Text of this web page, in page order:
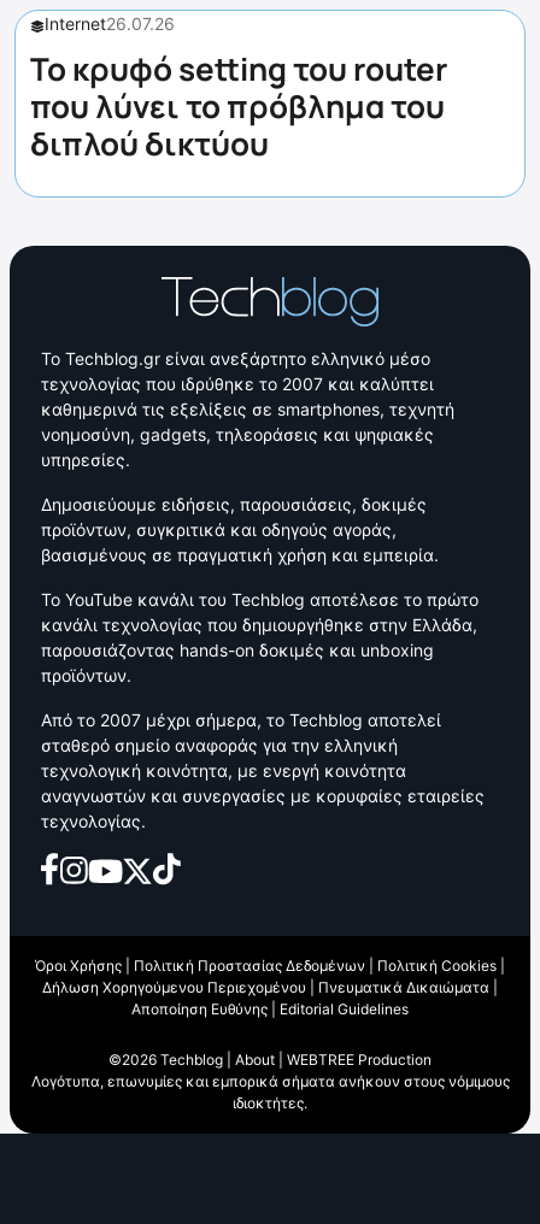
Internet26.07.26
Το κρυφό setting του router
που λύνει το πρόβλημα του
διπλού δικτύου
Το Techblog.gr είναι ανεξάρτητο ελληνικό μέσο
τεχνολογίας που ιδρύθηκε το 2007 και καλύπτει
καθημερινά τις εξελίξεις σε smartphones, τεχνητή
νοημοσύνη, gadgets, τηλεοράσεις και ψηφιακές
υπηρεσίες.
Δημοσιεύουμε ειδήσεις, παρουσιάσεις, δοκιμές
προϊόντων, συγκριτικά και οδηγούς αγοράς,
βασισμένους σε πραγματική χρήση και εμπειρία.
Το YouTube κανάλι του Techblog αποτέλεσε το πρώτο
κανάλι τεχνολογίας που δημιουργήθηκε στην Ελλάδα,
παρουσιάζοντας hands-on δοκιμές και unboxing
προϊόντων.
Από το 2007 μέχρι σήμερα, το Techblog αποτελεί
σταθερό σημείο αναφοράς για την ελληνική
τεχνολογική κοινότητα, με ενεργή κοινότητα
αναγνωστών και συνεργασίες με κορυφαίες εταιρείες
τεχνολογίας.
Όροι Χρήσης Πολιτική Προστασίας Δεδομένων Πολιτική Cookies
Δήλωση Χορηγούμενου Περιεχομένου
Πνευματικά Δικαιώματα
Αποποίηση Ευθύνης
Editorial Guidelines
©2026 Techblog | About
WEBTREE Production
Λογότυπα, επωνυμίες και εμπορικά σήματα ανήκουν στους νόμιμους
ιδιοκτήτες.